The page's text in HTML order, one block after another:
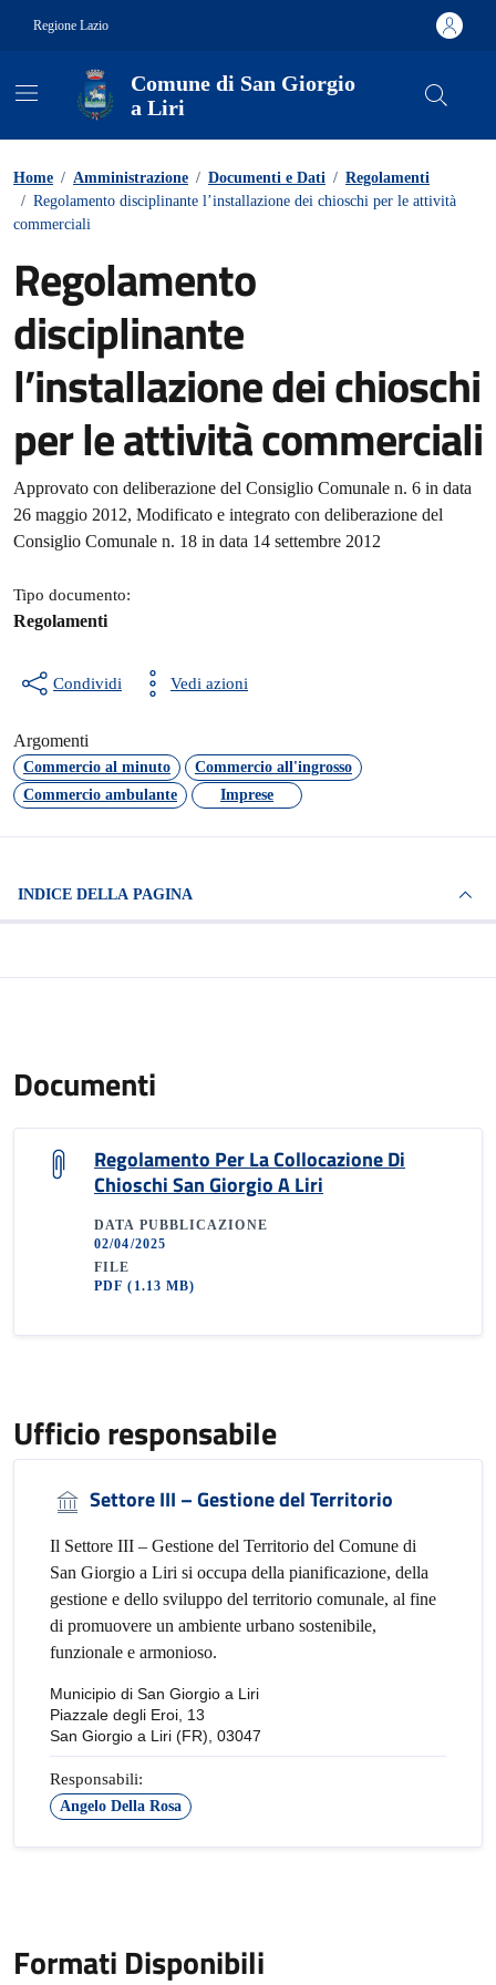
Regione Lazio
Comune di San Giorgio
a Liri
Contenuti in evidenza
Home / Amministrazione / Documenti e Dati / Regolamenti
/ Regolamento disciplinante l’installazione dei chioschi per le attività
commerciali
Regolamento
disciplinante
l’installazione dei chioschi
per le attività commerciali
Dettagli del documento
Approvato con deliberazione del Consiglio Comunale n. 6 in data
26 maggio 2012, Modificato e integrato con deliberazione del
Consiglio Comunale n. 18 in data 14 settembre 2012
Tipo documento:
Regolamenti
Condividi Vedi azioni
Argomenti
Commercio al minuto
Commercio all'ingrosso
Commercio ambulante
Imprese
INDICE DELLA PAGINA
Documenti
Regolamento Per La Collocazione Di
Chioschi San Giorgio A Liri
DATA PUBBLICAZIONE
02/04/2025
FILE
PDF(1.13 MB)
Ufficio responsabile
Settore III – Gestione del Territorio
Il Settore III – Gestione del Territorio del Comune di
San Giorgio a Liri si occupa della pianificazione, della
gestione e dello sviluppo del territorio comunale, al fine
di promuovere un ambiente urbano sostenibile,
funzionale e armonioso.
Municipio di San Giorgio a Liri
Piazzale degli Eroi, 13
San Giorgio a Liri (FR), 03047
Responsabili:
Angelo Della Rosa
Formati Disponibili